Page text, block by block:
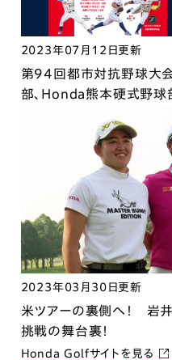
2023年07月12日更新
第94回都市対抗野球大
部、Honda熊本硬式野球
2023年03月30日更新
米ツアーの裏側へ！ 岩
挑戦の舞台裏！
Honda Golfサイトを見る